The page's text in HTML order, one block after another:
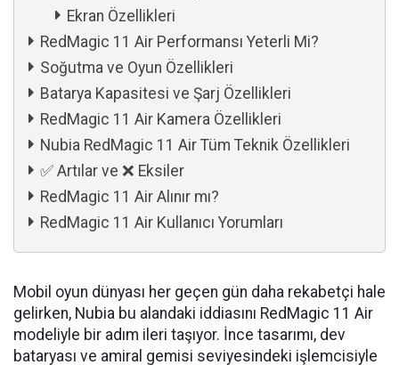
Ekran Özellikleri
RedMagic 11 Air Performansı Yeterli Mi?
Soğutma ve Oyun Özellikleri
Batarya Kapasitesi ve Şarj Özellikleri
RedMagic 11 Air Kamera Özellikleri
Nubia RedMagic 11 Air Tüm Teknik Özellikleri
✅ Artılar ve ❌ Eksiler
RedMagic 11 Air Alınır mı?
RedMagic 11 Air Kullanıcı Yorumları
Mobil oyun dünyası her geçen gün daha rekabetçi hale
gelirken, Nubia bu alandaki iddiasını RedMagic 11 Air
modeliyle bir adım ileri taşıyor. İnce tasarımı, dev
bataryası ve amiral gemisi seviyesindeki işlemcisiyle